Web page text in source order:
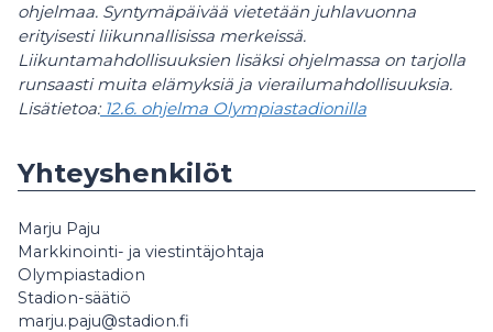
ohjelmaa. Syntymäpäivää vietetään juhlavuonna
erityisesti liikunnallisissa merkeissä.
Liikuntamahdollisuuksien lisäksi ohjelmassa on tarjolla
runsaasti muita elämyksiä ja vierailumahdollisuuksia.
Lisätietoa:12.6. ohjelma Olympiastadionilla
Yhteyshenkilöt
Marju Paju
Markkinointi- ja viestintäjohtaja
Olympiastadion
Stadion-säätiö
marju.paju@stadion.fi